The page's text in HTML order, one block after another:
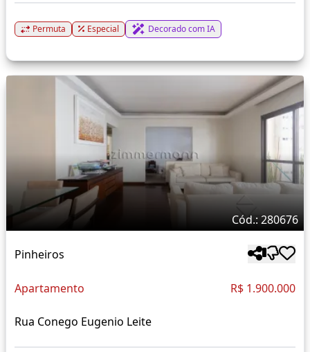
Permuta Especial Decorado com IA
Cód.: 280676
Pinheiros
Apartamento R$ 1.900.000
Rua Conego Eugenio Leite